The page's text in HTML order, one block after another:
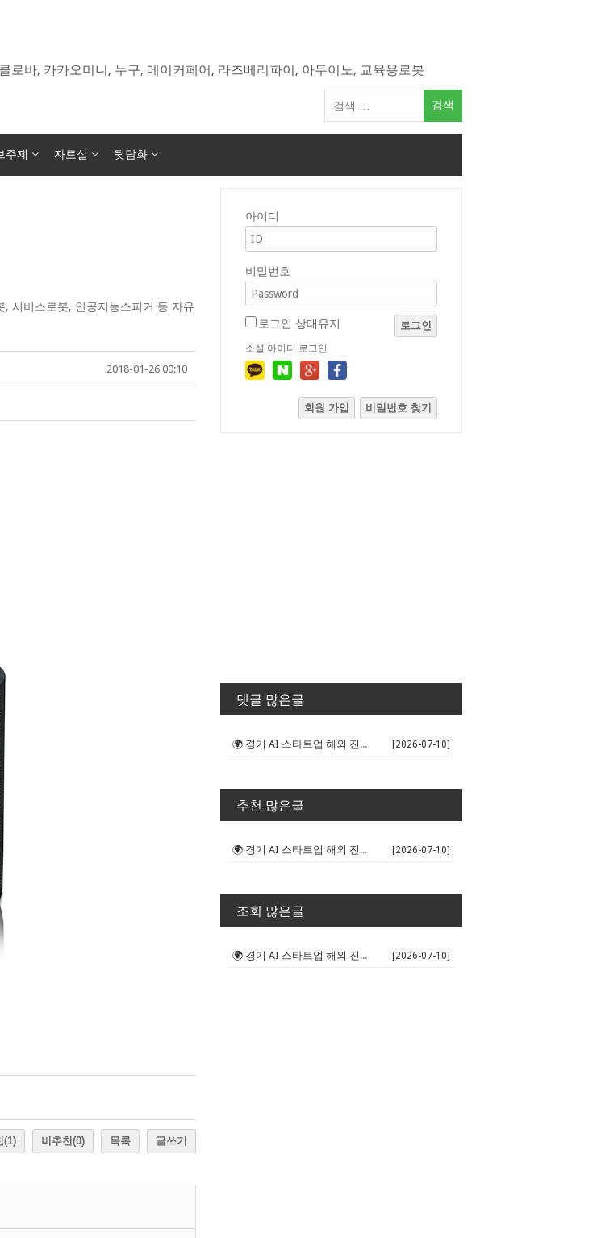
로바, 카카오미니, 누구, 메이커페어, 라즈베리파이, 아두이노, 교육용로봇
색
주제 자료실 뒷담화
서비스로봇, 인공지능스피커 등 자유
2018-01-26 00:10
(1) 비추천(0) 목록 글쓰기
아이디
비밀번호
로그인 상태유지 로그인
소셜 아이디 로그인
회원 가입 비밀번호 찾기
댓글 많은글
🌍 경기 AI 스타트업 해외 진출 판... [2026-07-10]
추천 많은글
🌍 경기 AI 스타트업 해외 진출 판... [2026-07-10]
조회 많은글
🌍 경기 AI 스타트업 해외 진출 판... [2026-07-10]